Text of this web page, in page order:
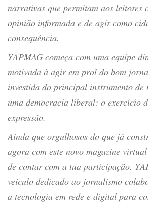
narrativas que permitam aos leitores
opinião informada e de agir como
consequência.
YAPMAG começa com uma equipe
motivada à agir em prol do bom
investida do principal instrumento de
uma democracia liberal: o exercício
expressão.
Ainda que orgulhosos do que já
agora com este novo magazine
de contar com a tua participação.
veículo dedicado ao jornalismo
a tecnologia em rede e digital para